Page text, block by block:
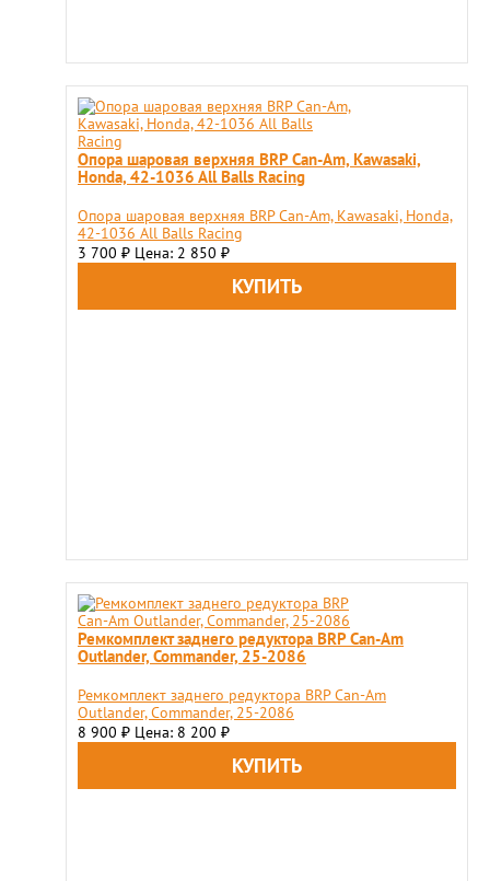
Опора шаровая верхняя BRP Can-Am, Kawasaki,
Honda, 42-1036 All Balls Racing
Опора шаровая верхняя BRP Can-Am, Kawasaki, Honda,
42-1036 All Balls Racing
3 700 ₽ Цена: 2 850 ₽
Ремкомплект заднего редуктора BRP Can-Am
Outlander, Commander, 25-2086
Ремкомплект заднего редуктора BRP Can-Am
Outlander, Commander, 25-2086
8 900 ₽ Цена: 8 200 ₽